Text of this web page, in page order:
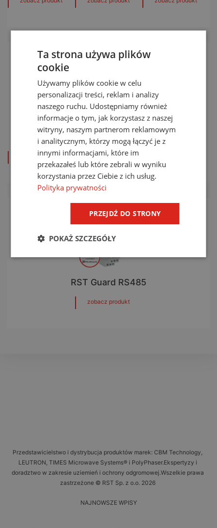
RST Guard
xxV HF
zobacz produkt
RST Guard
zobacz produkt
RST S20
RST Guard RS485
zobacz produkt
Przedstawicielstwo i dystrybucja produktów marek: CBM Technology,
LEUTRON, TIMES Microwave Systems® i PolyPhaser.Ekspertyzy i
doradztwo w zakresie uziemień i ochrony odgromowej.Wszelkie prawa
zastrzeżone © RST Sp. z o.o. 2026
NAJNOWSZE WPISY
Ta strona używa plików
cookie
Używamy plików cookie w celu
personalizacji treści, reklam i analizy
naszego ruchu. Udostępniamy również
informacje o tym, jak korzystasz z naszej
witryny, naszym partnerom reklamowym
i analitycznym, którzy mogą łączyć je z
innymi informacjami, które im
przekazałeś lub które zebrali w wyniku
korzystania przez Ciebie z ich usług.
Polityka prywatności
PRZEJDŹ DO STRONY
POKAŻ SZCZEGÓŁY